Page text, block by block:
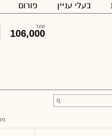
בעלי עניין פורום
שער
106,000